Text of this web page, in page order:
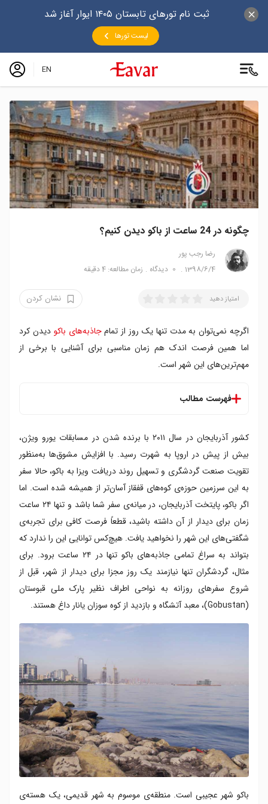
ثبت نام تورهای تابستان ۱۴۰۵ ایوار آغاز شد
لیست تورها
EN
چگونه در 24 ساعت از باکو دیدن کنیم؟
رضا‍ رجب پور
1398/6/4
0 دیدگاه زمان مطالعه: 4 دقیقه
امتیاز دهید نشان کردن
اگرچه نمی‌توان به مدت تنها یک روز از تمامجاذبه‌های باکو دیدن کرد
اما همین فرصت اندک هم زمان مناسبی برای آشنایی با برخی از
مهم‌ترین‌های این شهر است.
فهرست مطالب
بعدازظهر
عصر
کشور آذربایجان در سال ۲۰۱۱ با برنده شدن در مسابقات یورو ویژن،
بیش از پیش در اروپا به شهرت رسید. با افزایش مشوق‌ها به‌منظور
تقویت صنعت گردشگری و تسهیل روند دریافت ویزا به باکو، حالا سفر
به این سرزمین حوزه‌ی کوه‌های قفقاز آسان‌تر از همیشه شده است. اما
اگر باکو، پایتخت آذربایجان، در میانه‌ی سفر شما باشد و تنها ۲۴ ساعت
زمان برای دیدار از آن داشته باشید، قطعاً فرصت کافی برای تجربه‌ی
شگفتی‌های این شهر را نخواهید یافت. هیچ‌کس توانایی این را ندارد که
بتواند به سراغ تمامی جاذبه‌های باکو تنها در ۲۴ ساعت برود. برای
مثال، گردشگران تنها نیازمند یک روز مجزا برای دیدار از شهر، قبل از
شروع سفرهای روزانه به نواحی اطراف نظیر پارک ملی قبوستان
(Gobustan)، معبد آتشگاه و بازدید از کوه سوزان یانار داغ هستند.
باکو شهر عجیبی است. منطقه‌ی موسوم به شهر قدیمی، یک هسته‌ی